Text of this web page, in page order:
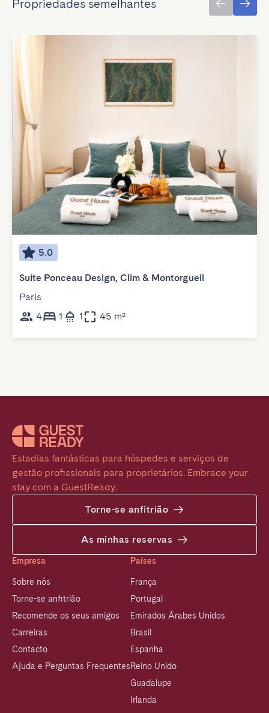
Propriedades semelhantes
5.0
Suite Ponceau Design, Clim & Montorgueil
Paris
4
1 1 45 m²
Estadias fantásticas para hóspedes e serviços de
gestão profissionais para proprietários. Embrace your
stay com a GuestReady.
Torne-se anfitrião
As minhas reservas
Empresa
Sobre nós
Torne-se anfitrião
Recomende os seus amigos
Carreiras
Contacto
Ajuda e Perguntas Frequentes
Países
França
Portugal
Emirados Árabes Unidos
Brasil
Espanha
Reino Unido
Guadalupe
Irlanda